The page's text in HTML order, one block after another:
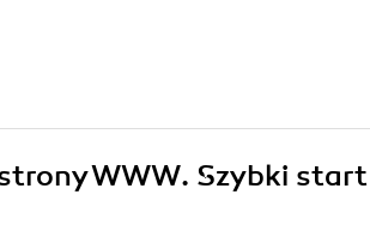
WWW. Szybki start